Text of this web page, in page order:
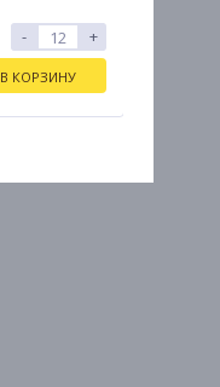
- +
В КОРЗИНУ